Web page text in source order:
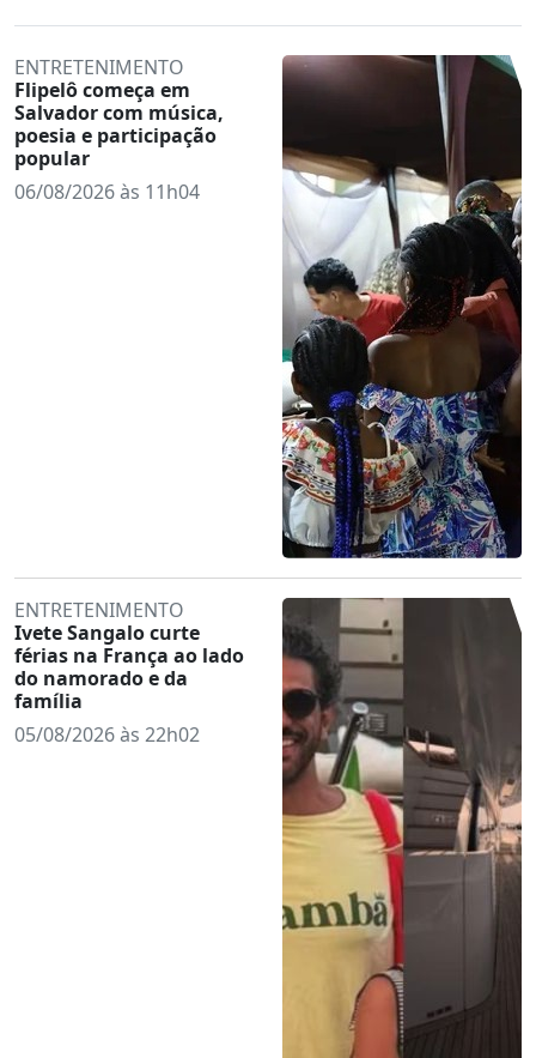
ENTRETENIMENTO
Flipelô começa em
Salvador com música,
poesia e participação
popular
06/08/2026 às 11h04
ENTRETENIMENTO
Ivete Sangalo curte
férias na França ao lado
do namorado e da
família
05/08/2026 às 22h02